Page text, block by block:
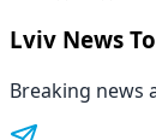
Lviv News
Breaking news